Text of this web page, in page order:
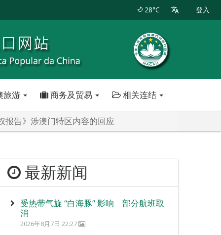
28°C 登入
旅游 商务及贸易 相关连结
报告》涉澳门特区内容的回应
最新新闻
受热带气旋 “白海豚” 影响 部分航班取
消
2026年8月7日 22:27